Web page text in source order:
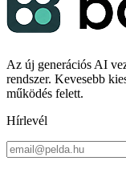
Az új generációs AI
rendszer. Kevesebb
működés felett.
Hírlevél